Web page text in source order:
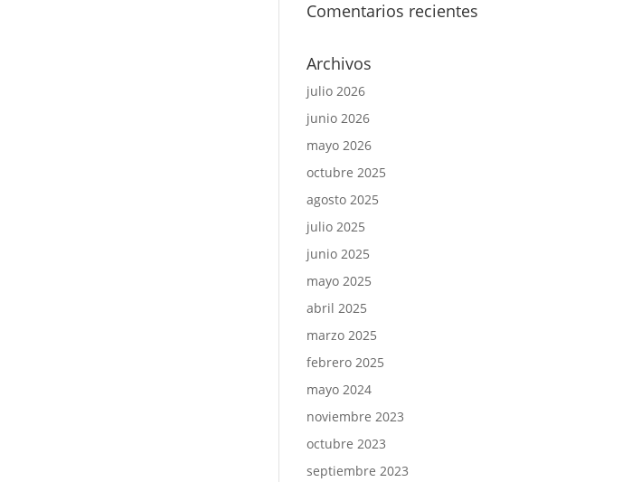
Comentarios recientes
Archivos
julio 2026
junio 2026
mayo 2026
octubre 2025
agosto 2025
julio 2025
junio 2025
mayo 2025
abril 2025
marzo 2025
febrero 2025
mayo 2024
noviembre 2023
octubre 2023
septiembre 2023